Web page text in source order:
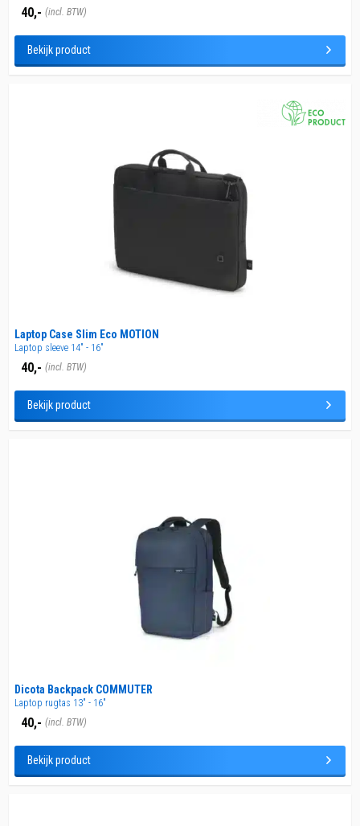
40,- (incl. BTW)
Bekijk product
Laptop Case Slim Eco MOTION
Laptop sleeve 14" - 16"
40,- (incl. BTW)
Bekijk product
Dicota Backpack COMMUTER
Laptop rugtas 13" - 16"
40,- (incl. BTW)
Bekijk product